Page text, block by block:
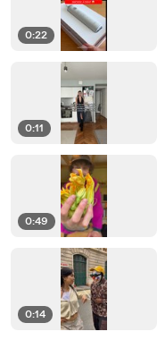
0:22
0:11
0:49
0:14